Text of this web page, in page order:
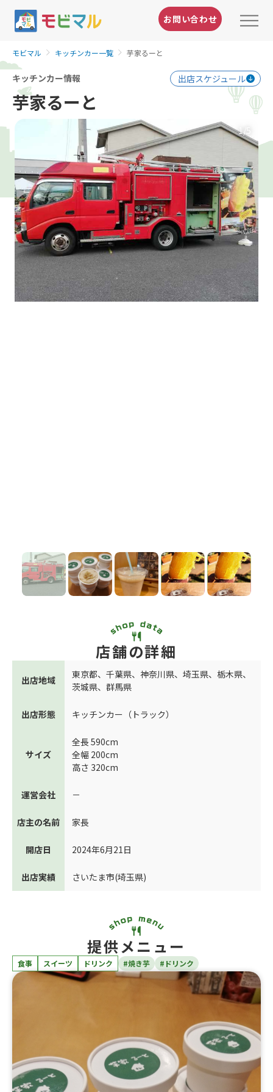
お問い合わせ
モビマル キッチンカー一覧 芋家るーと
キッチンカー情報 出店スケジュール
芋家るーと
1 /5
店舗の詳細
出店地域
東京都、 千葉県、 神奈川県、 埼玉県、 栃木県、
茨城県、 群馬県
出店形態 キッチンカー（トラック）
サイズ
全長 590cm
全幅 200cm
高さ 320cm
運営会社 －
店主の名前 家長
開店日 2024年6月21日
出店実績 さいたま市(埼玉県)
提供メニュー
食事 スイーツ ドリンク #焼き芋 #ドリンク